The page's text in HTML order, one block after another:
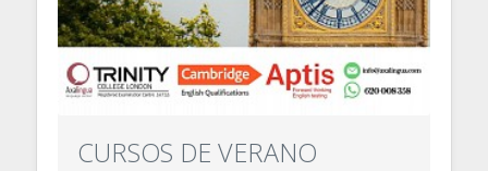
CURSOS DE VERANO